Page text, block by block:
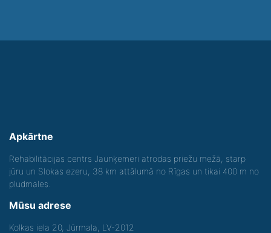
Apkārtne
Rehabilitācijas centrs Jaunķemeri atrodas priežu mežā, starp
jūru un Slokas ezeru, 38 km attālumā no Rīgas un tikai 400 m no
pludmales.
Mūsu adrese
Kolkas iela 20, Jūrmala, LV-2012